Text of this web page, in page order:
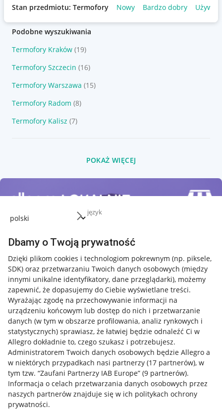
język
Dbamy o Twoją prywatność
Dzięki plikom cookies i technologiom pokrewnym (np. piksele,
SDK) oraz przetwarzaniu Twoich danych osobowych (między
innymi unikalne identyfikatory, dane przeglądarki), możemy
zapewnić, że dopasujemy do Ciebie wyświetlane treści.
Wyrażając zgodę na przechowywanie informacji na
urządzeniu końcowym lub dostęp do nich i przetwarzanie
danych (w tym w obszarze profilowania, analiz rynkowych i
statystycznych) sprawiasz, że łatwiej będzie odnaleźć Ci w
Allegro dokładnie to, czego szukasz i potrzebujesz.
Administratorem Twoich danych osobowych będzie Allegro a
w niektórych przypadkach nasi partnerzy (17 partnerów), w
tym tzw. “Zaufani Partnerzy IAB Europe” (9 partnerów).
Informacja o celach przetwarzania danych osobowych przez
naszych partnerów znajduje się w ich politykach ochrony
prywatności.
Stan przedmiotu: Termofory Nowy Bardzo dobry
Podobne wyszukiwania
Termofory Kraków (19)
Termofory Szczecin (16)
Termofory Warszawa (15)
Termofory Radom (8)
Termofory Kalisz (7)
POKAŻ WIĘCEJ
Przydatne informacje
Jak to działa